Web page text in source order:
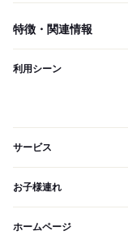
特徴・関連情報
利用シーン
サービス
お子様連れ
ホームページ